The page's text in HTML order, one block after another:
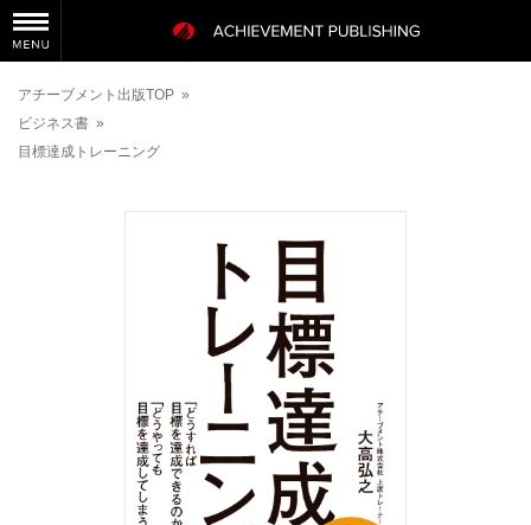
アチーブメント出版TOP »
ビジネス書 »
目標達成トレーニング